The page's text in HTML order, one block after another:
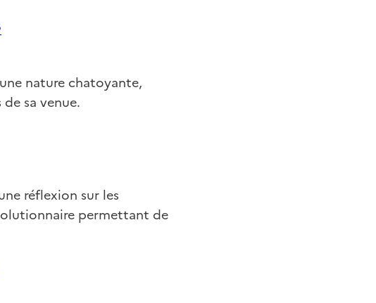
nature chatoyante,
sa venue.
réflexion sur les
permettant de